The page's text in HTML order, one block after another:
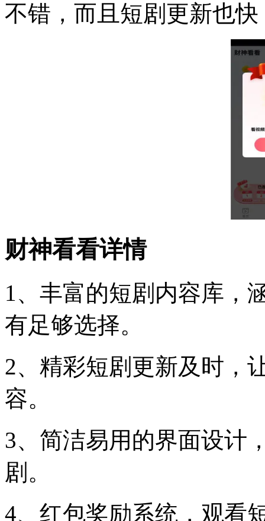
不错，而且短剧更新也
财神看看详情
1、丰富的短剧内容库，
有足够选择。
2、精彩短剧更新及时，
容。
3、简洁易用的界面设计
剧。
4、红包奖励系统，观看